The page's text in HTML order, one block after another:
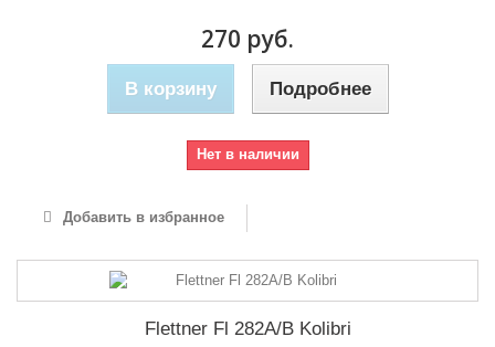
270 руб.
В корзину Подробнее
Нет в наличии
Добавить в избранное
Flettner Fl 282A/B Kolibri